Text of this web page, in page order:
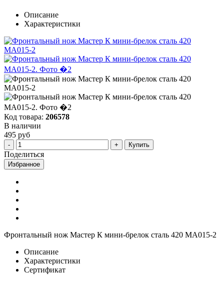
Описание
Характеристики
Код товара: 206578
В наличии
495 руб
Купить
Поделиться
Избранное
Фронтальный нож Мастер К мини-брелок сталь 420 MA015-2
Описание
Характеристики
Сертификат